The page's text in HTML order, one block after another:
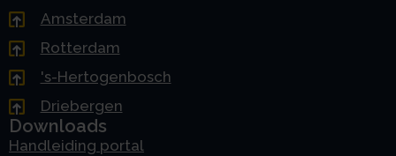
Amsterdam
Rotterdam
's-Hertogenbosch
Driebergen
Downloads
Handleiding portal